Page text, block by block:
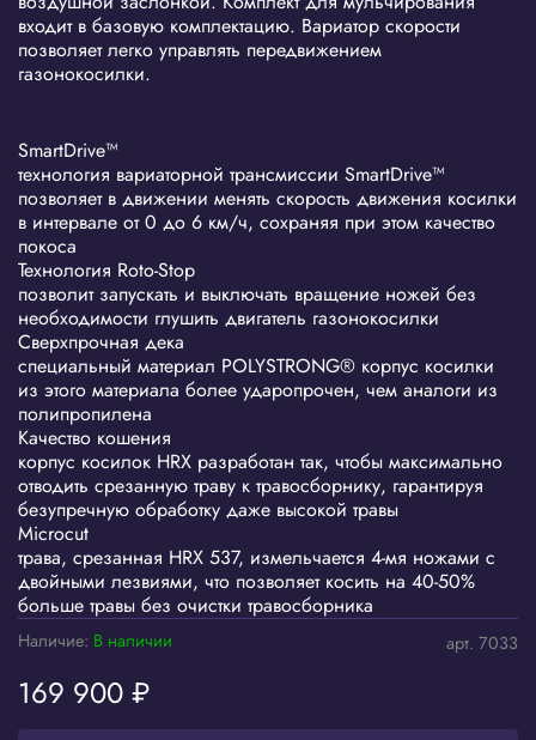
арт. 7033
Наличие: В наличии
169 900 ₽
входит в базовую комплектацию. Вариатор скорости
позволяет легко управлять передвижением
газонокосилки.
SmartDrive™
технология вариаторной трансмиссии SmartDrive™
позволяет в движении менять скорость движения косилки
в интервале от 0 до 6 км/ч, сохраняя при этом качество
покоса
Технология Roto-Stop
позволит запускать и выключать вращение ножей без
необходимости глушить двигатель газонокосилки
Сверхпрочная дека
специальный материал POLYSTRONG® корпус косилки
из этого материала более ударопрочен, чем аналоги из
полипропилена
Качество кошения
корпус косилок HRX разработан так, чтобы максимально
отводить срезанную траву к травосборнику, гарантируя
безупречную обработку даже высокой травы
Microcut
трава, срезанная HRX 537, измельчается 4-мя ножами с
двойными лезвиями, что позволяет косить на 40-50%
больше травы без очистки травосборника